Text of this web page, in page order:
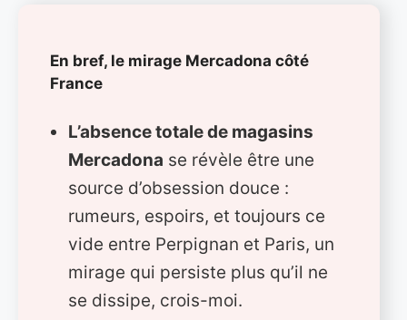
En bref, le mirage Mercadona côté
France
L’absence totale de magasins
Mercadona se révèle être une
source d’obsession douce :
rumeurs, espoirs, et toujours ce
vide entre Perpignan et Paris, un
mirage qui persiste plus qu’il ne
se dissipe, crois-moi.